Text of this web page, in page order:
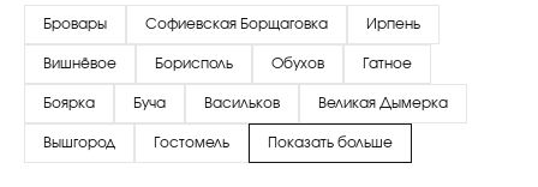
Бровары Софиевская Борщаговка Ирпень
Вишнёвое Борисполь Обухов Гатное
Боярка Буча Васильков Великая Дымерка
Вышгород Гостомель Показать больше